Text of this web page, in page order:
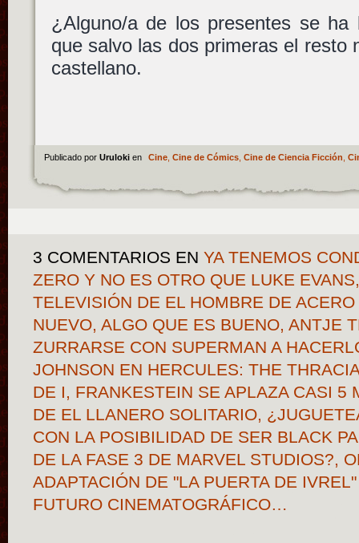
¿Alguno/a de los presentes se
que salvo las dos primeras el resto
castellano.
Publicado por Uruloki en Cine, Cine de Cómics, Cine de Ciencia Ficción
3 COMENTARIOS EN YA TENEMOS
ZERO Y NO ES OTRO QUE LUKE
TELEVISIÓN DE EL HOMBRE DE
NUEVO, ALGO QUE ES BUENO, ANTJE
ZURRARSE CON SUPERMAN A
JOHNSON EN HERCULES: THE
DE I, FRANKESTEIN SE APLAZA CASI 5
DE EL LLANERO SOLITARIO,
CON LA POSIBILIDAD DE SER BLACK
DE LA FASE 3 DE MARVEL STUDIOS?,
ADAPTACIÓN DE "LA PUERTA DE
FUTURO CINEMATOGRÁFICO…